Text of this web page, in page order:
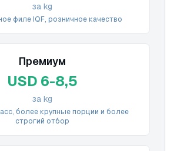
за kg
филе IQF, розничное качество
Премиум
USD 6-8,5
за kg
более крупные порции и более
строгий отбор